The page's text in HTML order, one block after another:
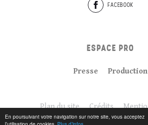
En poursuivant votre navigation sur notre site, vous acceptez
FACEBOOK
ESPACE PRO
Presse Production
Plan du site Crédits